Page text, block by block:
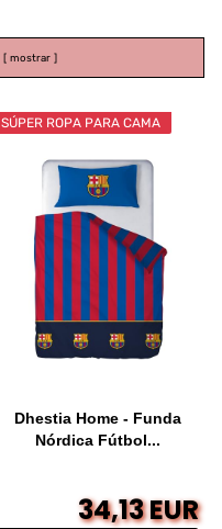
mostrar
SÚPER ROPA PARA CAMA
Dhestia Home - Funda
Nórdica Fútbol...
34,13 EUR